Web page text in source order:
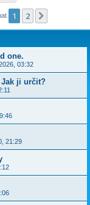
1 2
one.
03:32
Jak ji určit?
21:29